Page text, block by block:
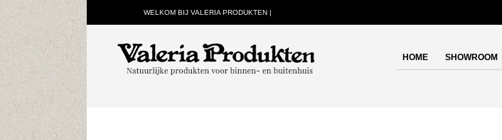
WELKOM BIJ VALERIA PRODUKTEN |
HOME SHOWROOM